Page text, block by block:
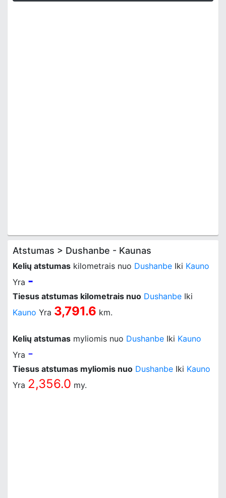
Atstumas > Dushanbe - Kaunas
Kelių atstumas kilometrais nuo Dushanbe Iki Kauno
Yra -
Tiesus atstumas kilometrais nuo Dushanbe Iki
Kauno Yra 3,791.6 km.
Kelių atstumas myliomis nuo Dushanbe Iki Kauno
Yra -
Tiesus atstumas myliomis nuo Dushanbe Iki Kauno
Yra 2,356.0 my.